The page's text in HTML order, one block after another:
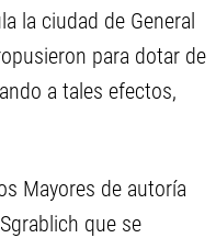
la ciudad de General
para dotar de
a tales efectos,
Mayores de autoría
que se